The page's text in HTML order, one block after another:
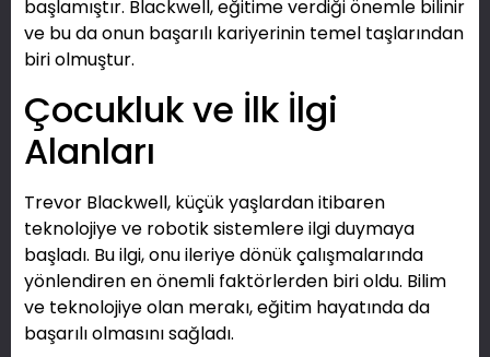
başlamıştır. Blackwell, eğitime verdiği önemle bilinir
ve bu da onun başarılı kariyerinin temel taşlarından
biri olmuştur.
Çocukluk ve İlk İlgi
Alanları
Trevor Blackwell, küçük yaşlardan itibaren
teknolojiye ve robotik sistemlere ilgi duymaya
başladı. Bu ilgi, onu ileriye dönük çalışmalarında
yönlendiren en önemli faktörlerden biri oldu. Bilim
ve teknolojiye olan merakı, eğitim hayatında da
başarılı olmasını sağladı.